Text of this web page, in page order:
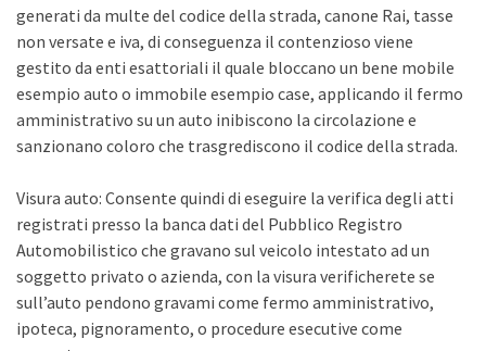
generati da multe del codice della strada, canone Rai, tasse
non versate e iva, di conseguenza il contenzioso viene
gestito da enti esattoriali il quale bloccano un bene mobile
esempio auto o immobile esempio case, applicando il fermo
amministrativo su un auto inibiscono la circolazione e
sanzionano coloro che trasgrediscono il codice della strada.
Visura auto: Consente quindi di eseguire la verifica degli atti
registrati presso la banca dati del Pubblico Registro
Automobilistico che gravano sul veicolo intestato ad un
soggetto privato o azienda, con la visura verificherete se
sull’auto pendono gravami come fermo amministrativo,
ipoteca, pignoramento, o procedure esecutive come